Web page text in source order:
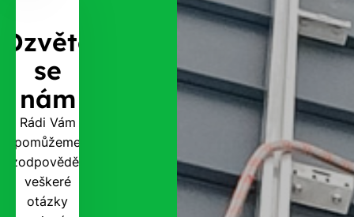
Ozvěte
se
nám
Rádi Vám
pomůžeme
zodpovědět
veškeré
otázky